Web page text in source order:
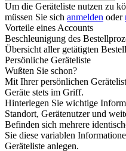
Um die Geräteliste nutzen zu
müssen Sie sich anmelden oder
Vorteile eines Accounts
Beschleunigung des
Übersicht aller getätigten
Persönliche Geräteliste
Wußten Sie schon?
Mit Ihrer persönlichen
Geräte stets im Griff.
Hinterlegen Sie wichtige
Standort, Gerätenutzer und
Befinden sich mehrere
Sie diese variablen
Geräteliste anlegen.